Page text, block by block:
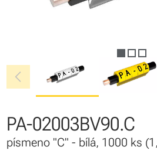
chevron_left
PA-02003BV90.C
písmeno "C" - bílá, 1000 ks